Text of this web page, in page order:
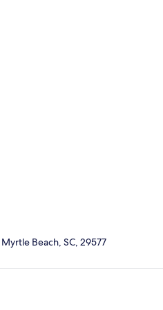
Beach, SC, 29577